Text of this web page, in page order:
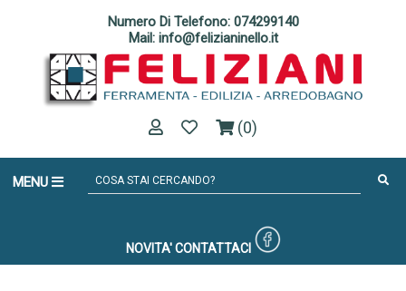
Numero Di Telefono: 074299140
Mail: info@felizianinello.it
(0)
MENU
NOVITA' CONTATTACI